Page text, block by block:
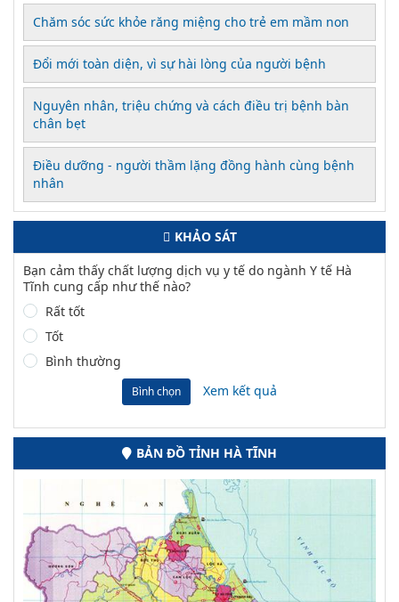
Chăm sóc sức khỏe răng miệng cho trẻ em mầm non
Đổi mới toàn diện, vì sự hài lòng của người bệnh
Nguyên nhân, triệu chứng và cách điều trị bệnh bàn
chân bẹt
Điều dưỡng - người thầm lặng đồng hành cùng bệnh
nhân
KHẢO SÁT
Bạn cảm thấy chất lượng dịch vụ y tế do ngành Y tế Hà
Tĩnh cung cấp như thế nào?
Rất tốt
Tốt
Bình thường
Bình chọn Xem kết quả
BẢN ĐỒ TỈNH HÀ TĨNH